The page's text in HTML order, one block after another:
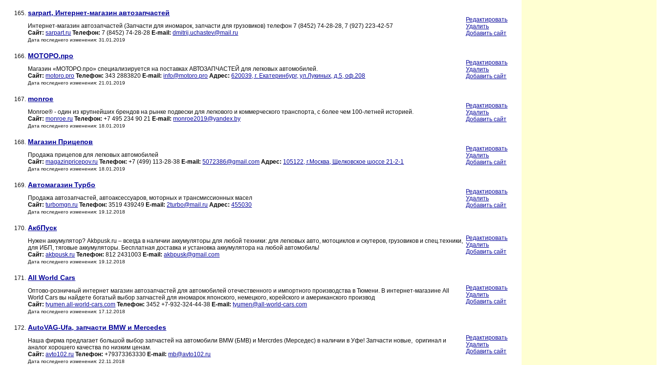
165. sarpart, Интернет-магазин автозапчастей
Интернет-магазин автозапчастей (Запчасти для иномарок, запчасти для грузовиков) телефон 7 (8452) 74-28-28, 7 (927) 223-42-57
Сайт: sarpart.ru Телефон: 7 (8452) 74-28-28 E-mail: dmitrij.uchastev@mail.ru
Дата последнего изменения: 31.01.2019
Редактировать
Удалить
Добавить сайт
166. МОТОРО.про
Магазин «МОТОРО.про» специализируется на поставках АВТОЗАПЧАСТЕЙ для легковых автомобилей.
Сайт: motoro.pro Телефон: 343 2883820 E-mail: info@motoro.pro Адрес: 620039, г. Екатеринбург, ул.Лукиных, д.5, оф.208
Дата последнего изменения: 21.01.2019
Редактировать
Удалить
Добавить сайт
167. monroe
Monroe® - один из крупнейших брендов на рынке подвески для легкового и коммерческого транспорта, с более чем 100-летней историей.
Сайт: monroe.ru Телефон: +7 495 234 90 21 E-mail: monroe2019@yandex.by
Дата последнего изменения: 18.01.2019
Редактировать
Удалить
Добавить сайт
168. Магазин Прицепов
Продажа прицепов для легковых автомобилей
Сайт: magazinpricepov.ru Телефон: +7 (499) 113-28-38 E-mail: 5072386@gmail.com Адрес: 105122, г.Москва, Щелковское шоссе 21-2-1
Дата последнего изменения: 18.01.2019
Редактировать
Удалить
Добавить сайт
169. Автомагазин Турбо
Продажа автозапчастей, автоаксессуаров, моторных и трансмиссионных масел
Сайт: turbomgn.ru Телефон: 3519 439249 E-mail: 2turbo@mail.ru Адрес: 455030
Дата последнего изменения: 19.12.2018
Редактировать
Удалить
Добавить сайт
170. АкбПуск
Нужен аккумулятор? Akbpusk.ru – всегда в наличии аккумуляторы для любой техники: для легковых авто, мотоциклов и скутеров, грузовиков и спец.техники,
для ИБП, тяговые аккумуляторы. Бесплатная доставка и установка аккумулятора на любой автомобиль!
Сайт: akbpusk.ru Телефон: 812 2431003 E-mail: akbpusk@gmail.com
Дата последнего изменения: 19.12.2018
Редактировать
Удалить
Добавить сайт
171. All World Cars
Оптово-розничный интернет магазин автозапчастей для автомобилей отечественного и импортного производства в Тюмени. В интернет-магазине All
World Cars вы найдете богатый выбор запчастей для иномарок японского, немецкого, корейского и американского производ
Сайт: tyumen.all-world-cars.com Телефон: 3452 +7-932-324-44-38 E-mail: tyumen@all-world-cars.com
Дата последнего изменения: 17.12.2018
Редактировать
Удалить
Добавить сайт
172. AutoVAG-Ufa, запчасти BMW и Mercedes
Наша фирма предлагает большой выбор запчастей на автомобили BMW (БМВ) и Mercrdes (Мерседес) в наличии в Уфе! Запчасти новые, оригинал и
аналог хорошего качества по низким ценам.
Сайт: avto102.ru Телефон: +79373363330 E-mail: mb@avto102.ru
Дата последнего изменения: 22.11.2018
Редактировать
Удалить
Добавить сайт